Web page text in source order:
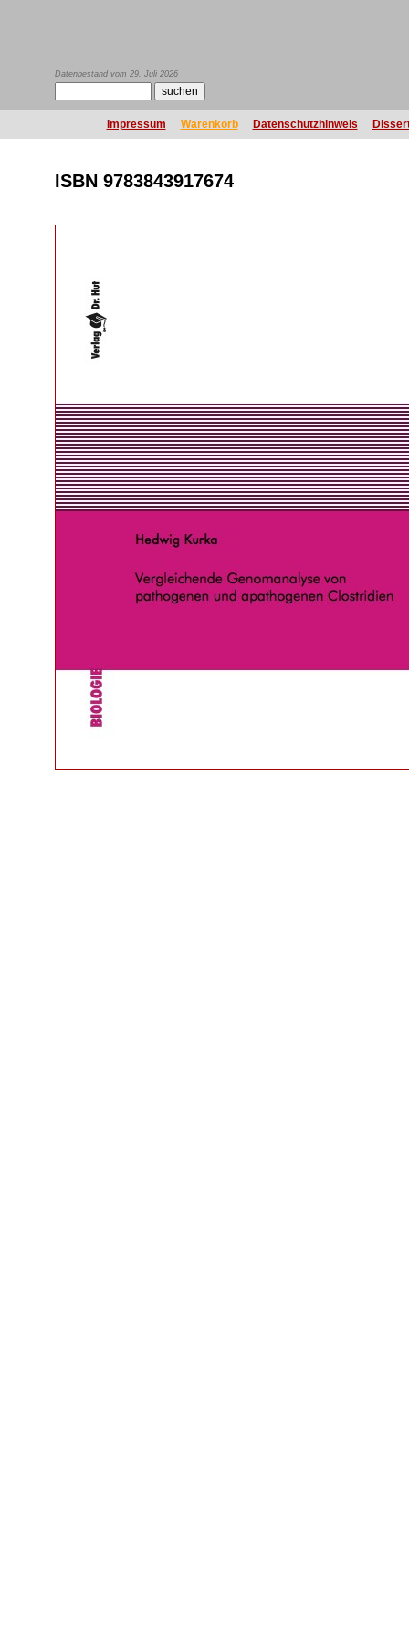
Datenbestand vom 29. Juli 2026
Impressum Warenkorb Datenschutzhinweis
ISBN 9783843917674